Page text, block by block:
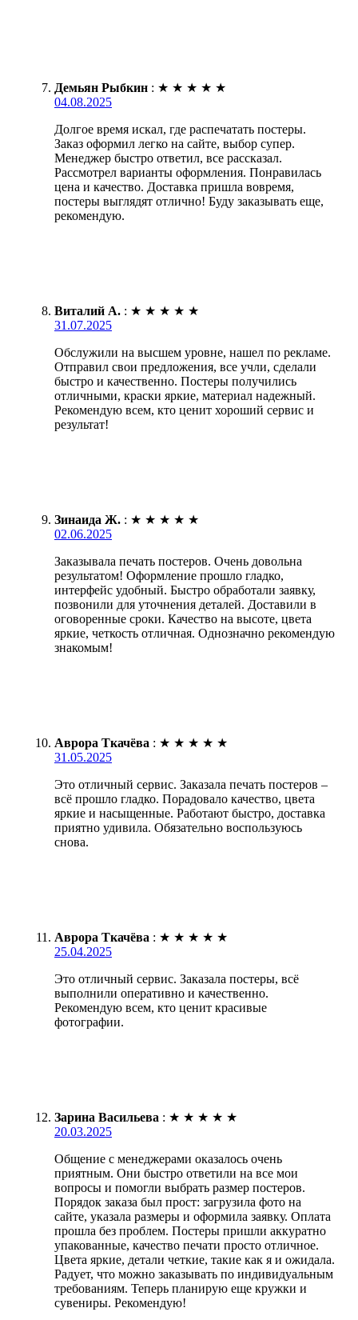
Демьян Рыбкин : ★ ★ ★ ★ ★
04.08.2025
Долгое время искал, где распечатать постеры.
Заказ оформил легко на сайте, выбор супер.
Менеджер быстро ответил, все рассказал.
Рассмотрел варианты оформления. Понравилась
цена и качество. Доставка пришла вовремя,
постеры выглядят отлично! Буду заказывать еще,
рекомендую.
Виталий А. : ★ ★ ★ ★ ★
31.07.2025
Обслужили на высшем уровне, нашел по рекламе.
Отправил свои предложения, все учли, сделали
быстро и качественно. Постеры получились
отличными, краски яркие, материал надежный.
Рекомендую всем, кто ценит хороший сервис и
результат!
Зинаида Ж. : ★ ★ ★ ★ ★
02.06.2025
Заказывала печать постеров. Очень довольна
результатом! Оформление прошло гладко,
интерфейс удобный. Быстро обработали заявку,
позвонили для уточнения деталей. Доставили в
оговоренные сроки. Качество на высоте, цвета
яркие, четкость отличная. Однозначно рекомендую
знакомым!
Аврора Ткачёва : ★ ★ ★ ★ ★
31.05.2025
Это отличный сервис. Заказала печать постеров –
всё прошло гладко. Порадовало качество, цвета
яркие и насыщенные. Работают быстро, доставка
приятно удивила. Обязательно воспользуюсь
снова.
Аврора Ткачёва : ★ ★ ★ ★ ★
25.04.2025
Это отличный сервис. Заказала постеры, всё
выполнили оперативно и качественно.
Рекомендую всем, кто ценит красивые
фотографии.
Зарина Васильева : ★ ★ ★ ★ ★
20.03.2025
Общение с менеджерами оказалось очень
приятным. Они быстро ответили на все мои
вопросы и помогли выбрать размер постеров.
Порядок заказа был прост: загрузила фото на
сайте, указала размеры и оформила заявку. Оплата
прошла без проблем. Постеры пришли аккуратно
упакованные, качество печати просто отличное.
Цвета яркие, детали четкие, такие как я и ожидала.
Радует, что можно заказывать по индивидуальным
требованиям. Теперь планирую еще кружки и
сувениры. Рекомендую!